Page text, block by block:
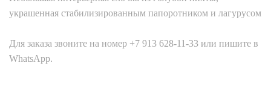
украшенная стабилизированным папоротником и лагурусом
Для заказа звоните на номер +7 913 628-11-33 или пишите в
WhatsApp.